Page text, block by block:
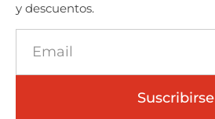
y descuentos.
Suscribirse